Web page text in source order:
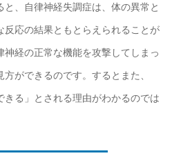
、自律神経失調症は、体の異常と
反応の結果ともとらえられることが
神経の正常な機能を攻撃してしまっ
ができるのです。するとまた、
きる」とされる理由がわかるのでは